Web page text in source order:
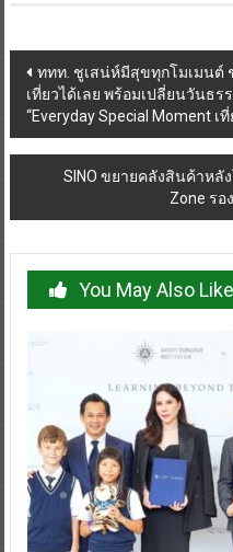
Post
navigation
ททท. ชูเสน่ห์มีสุขทุกโมเมนต์
เที่ยวได้เลย พร้อมเปลี่ยนวันธ
“Everyday Special Moment
SINO ขยายคลังสินค้าห
Zone ร
You May Also Like